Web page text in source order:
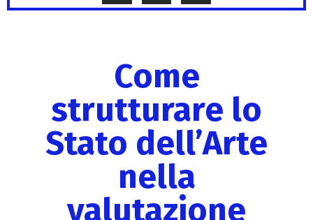
Come
strutturare lo
Stato dell’Arte
nella
valutazione